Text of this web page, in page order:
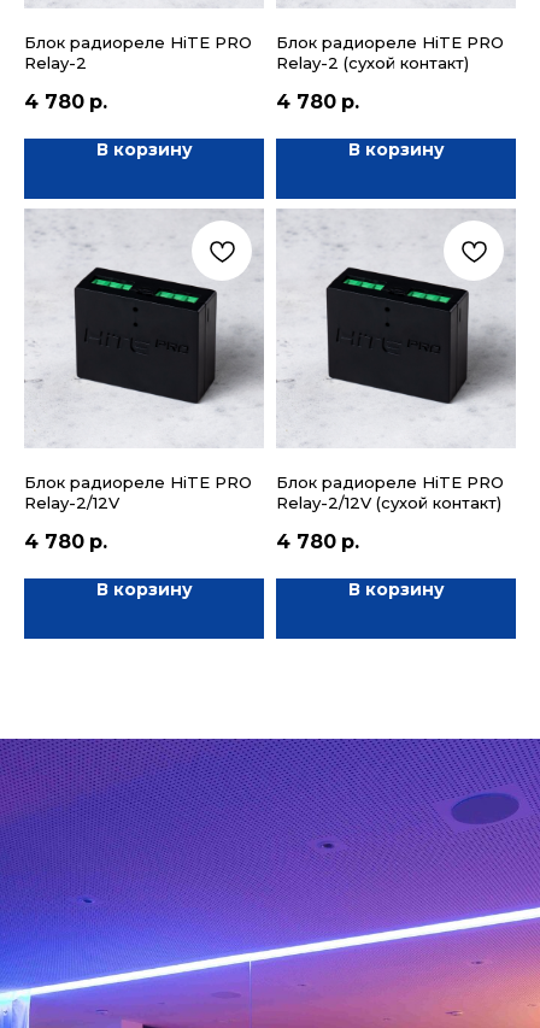
Блок радиореле HiTE PRO
Relay-2
4 780 р.
В корзину
Блок радиореле HiTE PRO
Relay-2 (сухой контакт)
4 780 р.
В корзину
Блок радиореле HiTE PRO
Relay-2/12V
4 780 р.
В корзину
Блок радиореле HiTE PRO
Relay-2/12V (сухой контакт)
4 780 р.
В корзину